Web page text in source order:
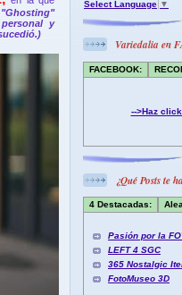
"Ghosting"
y
Select Language ▼
Variedalia en
FACEBOOK:
-->Haz
¿Qué Posts te
4 Destacadas:
Pasión por la
LEFT 4 SGC
365 Nostalgic
FotoMuseo 3D